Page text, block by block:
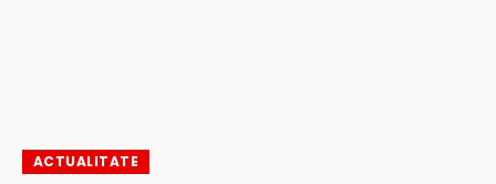
ACTUALITATE